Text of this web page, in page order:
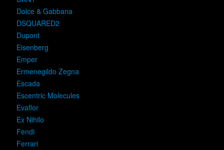
Dolce & Gabbana
DSQUARED2
Dupont
Eisenberg
Emper
Ermenegildo Zegna
Escada
Escentric Molecules
Evaflor
Ex Nihilo
Fendi
Ferrari